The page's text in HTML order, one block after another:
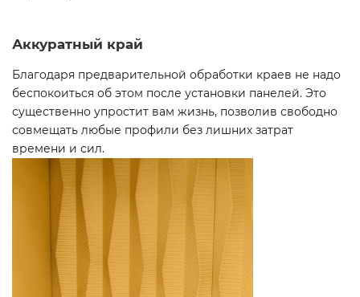
Аккуратный край
Благодаря предварительной обработки краев не надо
беспокоиться об этом после установки панелей. Это
существенно упростит вам жизнь, позволив свободно
совмещать любые профили без лишних затрат
времени и сил.